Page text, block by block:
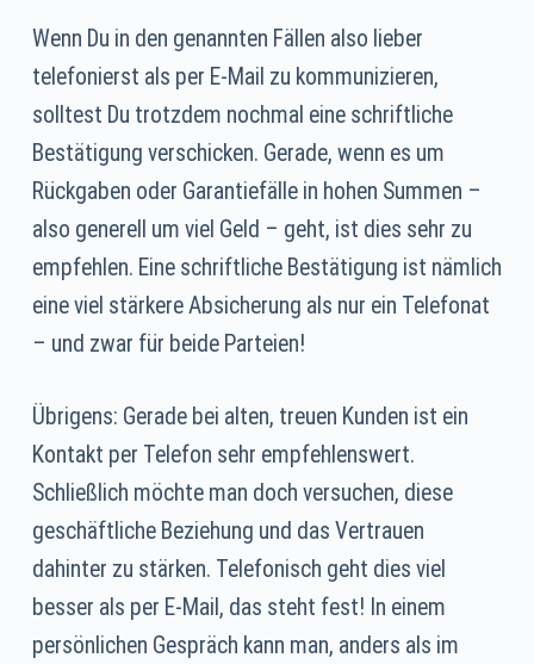
Wenn Du in den genannten Fällen also lieber
telefonierst als per E-Mail zu kommunizieren,
solltest Du trotzdem nochmal eine schriftliche
Bestätigung verschicken. Gerade, wenn es um
Rückgaben oder Garantiefälle in hohen Summen –
also generell um viel Geld – geht, ist dies sehr zu
empfehlen. Eine schriftliche Bestätigung ist nämlich
eine viel stärkere Absicherung als nur ein Telefonat
– und zwar für beide Parteien!
Übrigens: Gerade bei alten, treuen Kunden ist ein
Kontakt per Telefon sehr empfehlenswert.
Schließlich möchte man doch versuchen, diese
geschäftliche Beziehung und das Vertrauen
dahinter zu stärken. Telefonisch geht dies viel
besser als per E-Mail, das steht fest! In einem
persönlichen Gespräch kann man, anders als im